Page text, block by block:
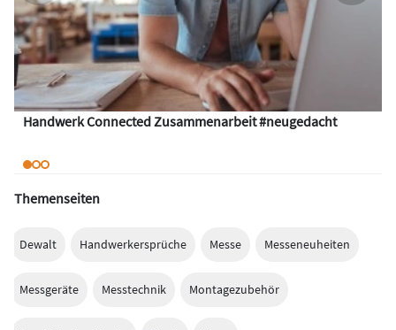
Handwerk Connected Zusammenarbeit #neugedacht
Themenseiten
Dewalt Handwerkersprüche Messe Messeneuheiten
Messgeräte Messtechnik Montagezubehör